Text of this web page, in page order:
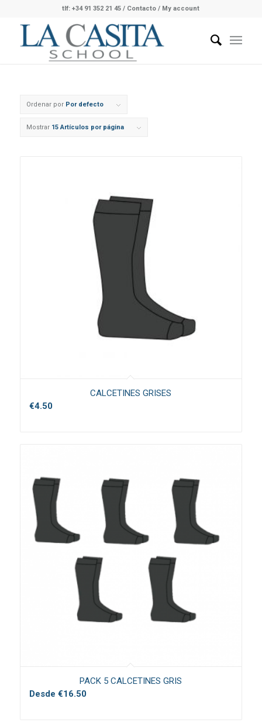
tlf: +34 91 352 21 45 / Contacto/ My account
Ordenar por Por defecto
Mostrar 15 Artículos por página
CALCETINES GRISES
€4.50
PACK 5 CALCETINES GRIS
Desde €16.50